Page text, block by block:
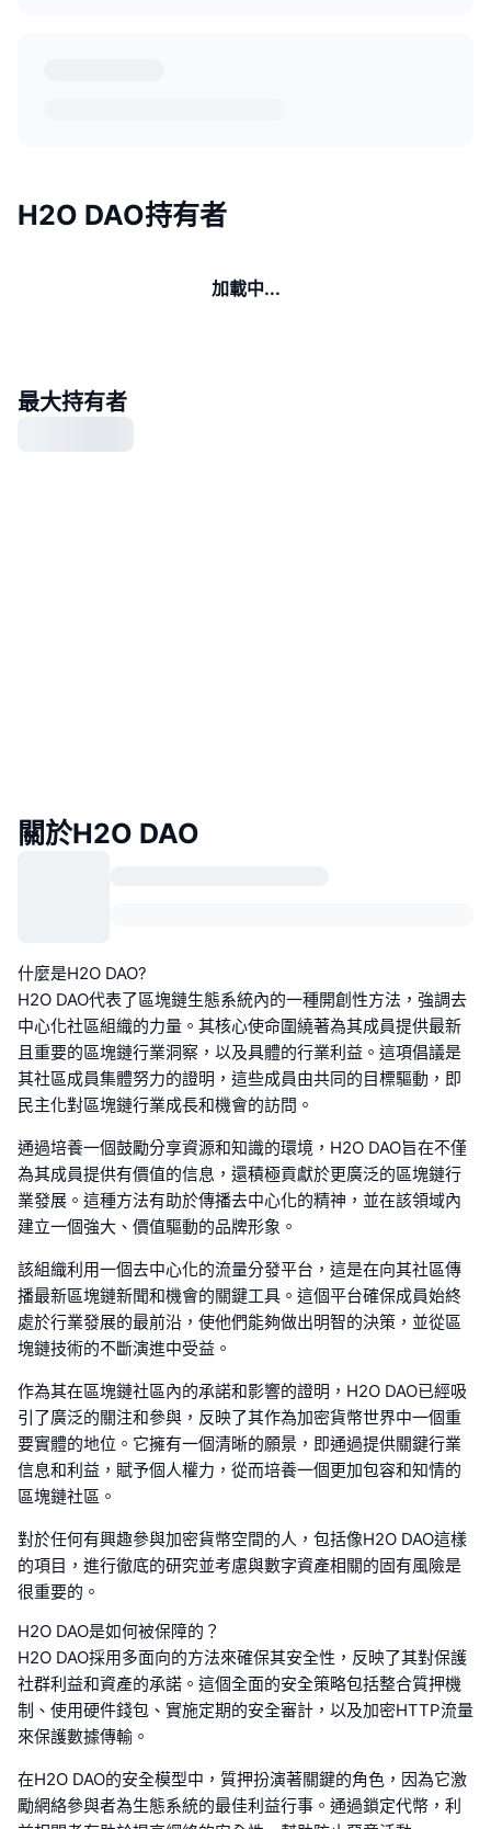
H2O DAO持有者
加載中...
最大持有者
關於H2O DAO
什麼是H2O DAO?
H2O DAO代表了區塊鏈生態系統內的一種開創性方法，強調去
中心化社區組織的力量。其核心使命圍繞著為其成員提供最新
且重要的區塊鏈行業洞察，以及具體的行業利益。這項倡議是
其社區成員集體努力的證明，這些成員由共同的目標驅動，即
民主化對區塊鏈行業成長和機會的訪問。
通過培養一個鼓勵分享資源和知識的環境，H2O DAO旨在不僅
為其成員提供有價值的信息，還積極貢獻於更廣泛的區塊鏈行
業發展。這種方法有助於傳播去中心化的精神，並在該領域內
建立一個強大、價值驅動的品牌形象。
該組織利用一個去中心化的流量分發平台，這是在向其社區傳
播最新區塊鏈新聞和機會的關鍵工具。這個平台確保成員始終
處於行業發展的最前沿，使他們能夠做出明智的決策，並從區
塊鏈技術的不斷演進中受益。
作為其在區塊鏈社區內的承諾和影響的證明，H2O DAO已經吸
引了廣泛的關注和參與，反映了其作為加密貨幣世界中一個重
要實體的地位。它擁有一個清晰的願景，即通過提供關鍵行業
信息和利益，賦予個人權力，從而培養一個更加包容和知情的
區塊鏈社區。
對於任何有興趣參與加密貨幣空間的人，包括像H2O DAO這樣
的項目，進行徹底的研究並考慮與數字資產相關的固有風險是
很重要的。
H2O DAO是如何被保障的？
H2O DAO採用多面向的方法來確保其安全性，反映了其對保護
社群利益和資產的承諾。這個全面的安全策略包括整合質押機
制、使用硬件錢包、實施定期的安全審計，以及加密HTTP流量
來保護數據傳輸。
在H2O DAO的安全模型中，質押扮演著關鍵的角色，因為它激
勵網絡參與者為生態系統的最佳利益行事。通過鎖定代幣，利